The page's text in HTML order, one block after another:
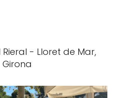
Rieral - Lloret de Mar,
Girona